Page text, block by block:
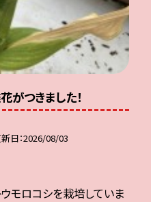
がつきました！
日 2026/08/03
ウモロコシを栽培していま